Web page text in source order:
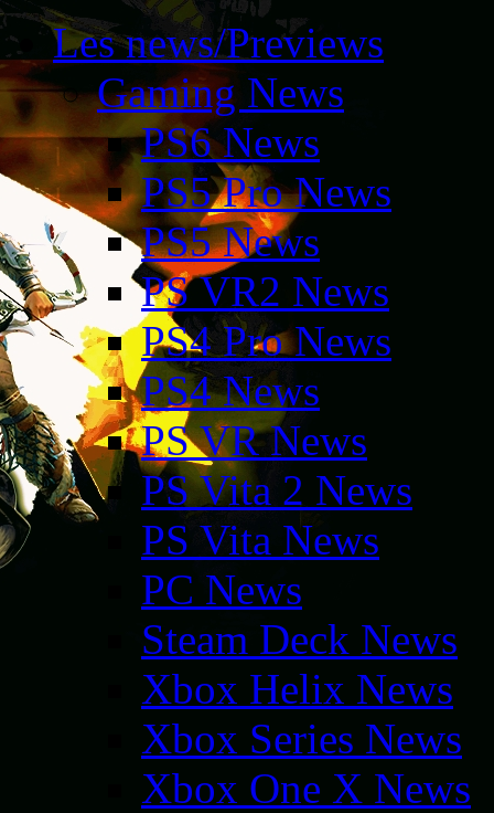
Les news/Previews
Gaming News
PS6 News
PS5 Pro News
PS5 News
PS VR2 News
PS4 Pro News
PS4 News
PS VR News
PS Vita 2 News
PS Vita News
PC News
Steam Deck News
Xbox Helix News
Xbox Series News
Xbox One X News